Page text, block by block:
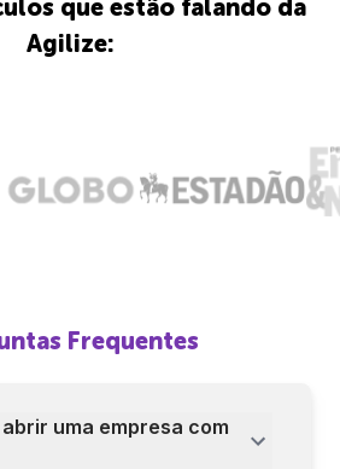
que estão falando da
Agilize:
Frequentes
uma empresa com